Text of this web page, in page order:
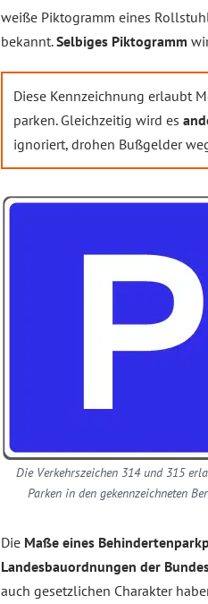
weiße Piktogramm eines
bekannt.Selbiges Piktogramm
Diese Kennzeichnung erlaubt
parken. Gleichzeitig wird es
ignoriert, drohen Bußgelder
Die Verkehrszeichen 314 und 315
Parken in den gekennzeichneten
Die Maße eines
Landesbauordnungen der
auch gesetzlichen Charakter